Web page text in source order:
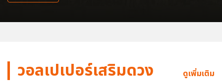
วอลเปเปอร์เสริมดวง ดูเพิ่มเติม